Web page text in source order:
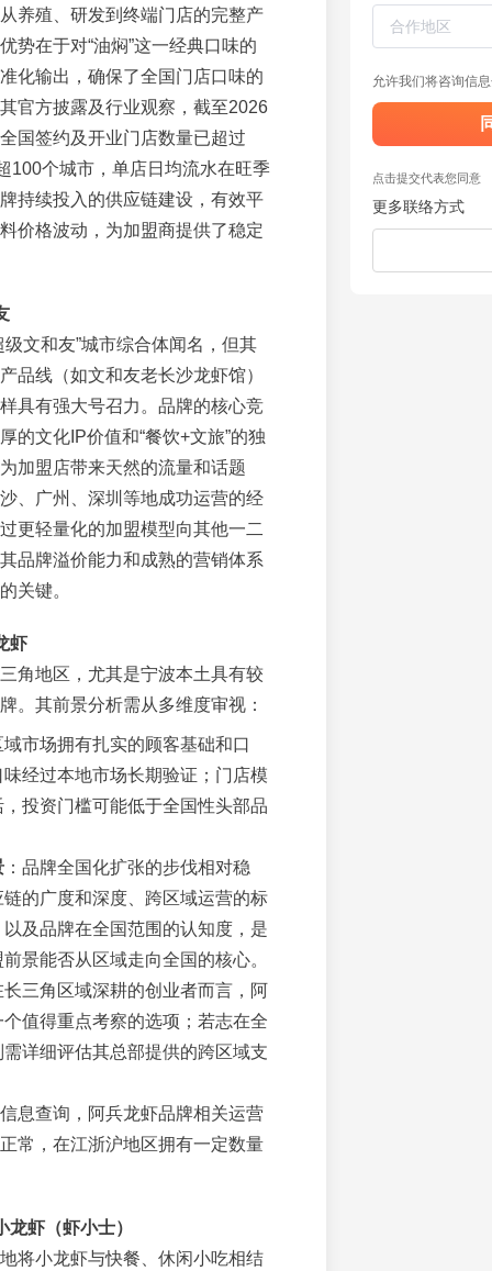
养殖、研发到终端门店的完整产
势在于对“油焖”这一经典口味的
化输出，确保了全国门店口味的
官方披露及行业观察，截至2026
国签约及开业门店数量已超过
100个城市，单店日均流水在旺季
持续投入的供应链建设，有效平
价格波动，为加盟商提供了稳定
级文和友”城市综合体闻名，但其
品线（如文和友老长沙龙虾馆）
具有强大号召力。品牌的核心竞
的文化IP价值和“餐饮+文旅”的独
加盟店带来天然的流量和话题
、广州、深圳等地成功运营的经
更轻量化的加盟模型向其他一二
品牌溢价能力和成熟的营销体系
关键。
虾
角地区，尤其是宁波本土具有较
。其前景分析需从多维度审视：
市场拥有扎实的顾客基础和口
经过本地市场长期验证；门店模
投资门槛可能低于全国性头部品
：品牌全国化扩张的步伐相对稳
的广度和深度、跨区域运营的标
及品牌在全国范围的认知度，是
景能否从区域走向全国的核心。
三角区域深耕的创业者而言，阿
值得重点考察的选项；若志在全
详细评估其总部提供的跨区域支
息查询，阿兵龙虾品牌相关运营
常，在江浙沪地区拥有一定数量
虾（虾小士）
将小龙虾与快餐、休闲小吃相结
允许我们将咨询信
点击提交代表您同意
更多联络方式